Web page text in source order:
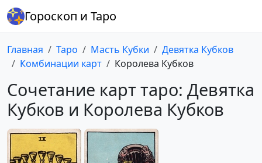
Гороскоп и Таро
Главная Таро Масть Кубки
Девятка Кубков
Комбинации карт
Королева Кубков
Сочетание карт таро: Девятка
Кубков и Королева Кубков